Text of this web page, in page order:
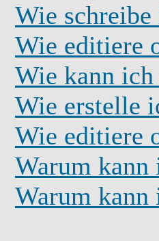
Wie
Wie editiere
Wie kann ich
Wie erstelle
Wie editiere
Warum kann
Warum